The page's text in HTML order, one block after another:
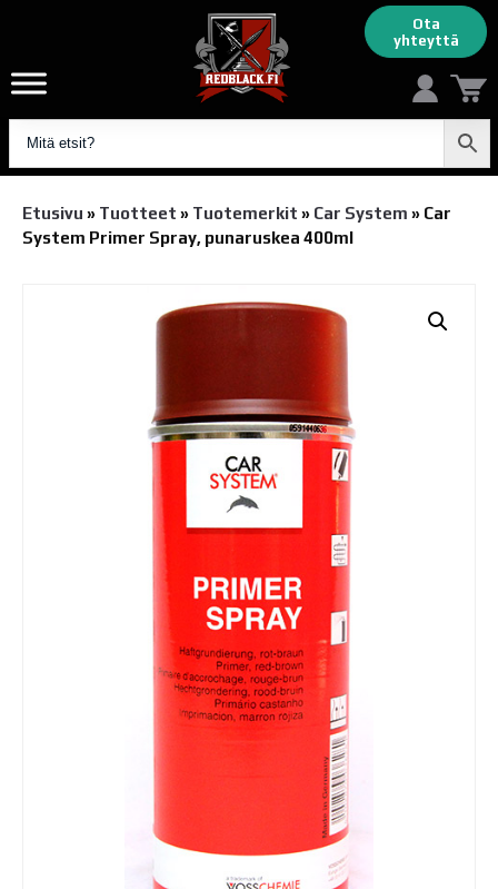
Ota
yhteyttä
Etusivu » Tuotteet » Tuotemerkit » Car System » Car
System Primer Spray, punaruskea 400ml